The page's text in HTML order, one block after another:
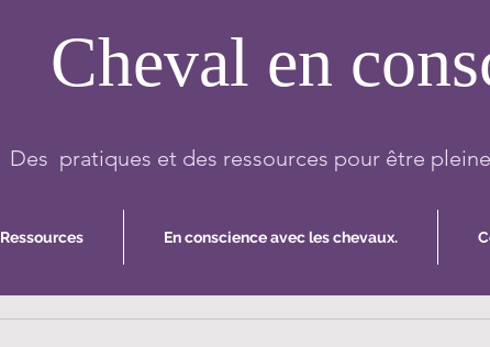
Cheval en
Des pratiques et des ressources pour être
Ressources En conscience avec les chevaux.